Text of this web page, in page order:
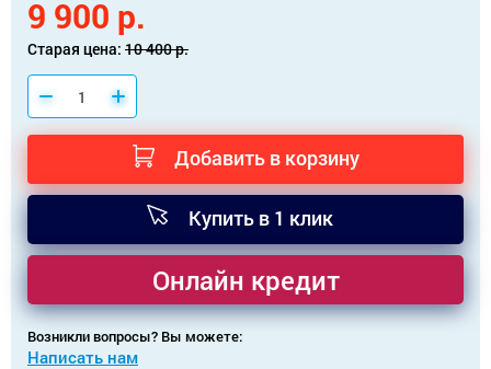
9 900 р.
Старая цена: 10 400 р.
Добавить в корзину
Купить в 1 клик
Онлайн кредит
Возникли вопросы? Вы можете:
Написать нам